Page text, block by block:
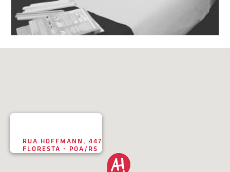
RUA HOFFMANN, 447
FLORESTA - POA/RS